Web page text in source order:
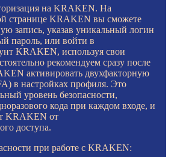
на KRAKEN. На
странице KRAKEN вы сможете
запись, указав уникальный логин
пароль, или войти в
KRAKEN, используя свои
рекомендуем сразу после
активировать двухфакторную
в настройках профиля. Это
уровень безопасности,
кода при каждом входе, и
KRAKEN от
доступа.
при работе с KRAKEN: